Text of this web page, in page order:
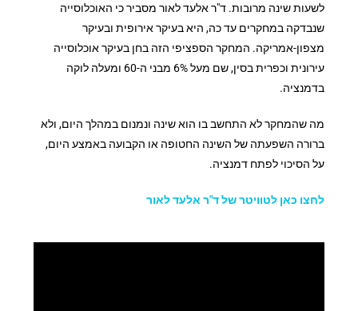
לשעות שינה מרובות. ד"ר אלעד לאור מסביר כי האוכלוסייה
שנבדקה במחקרים עד כה, היא בעיקר אירופית ובעיקר
מצפון-אמריקה. המחקר הספציפי הזה בחן בעיקר אוכלוסייה
עירונית וכפרית בסין, שם מעל 6% מבני ה-60 ומעלה לוקה
בדמנציה.
מה שהמחקר לא התחשב בו הוא שינה ונמנום במהלך היום, ולא
ברורה השפעתה של השינה החטופה או הקבועה באמצע היום,
על הסיכוי לפתח דמנציה.
לחצו כאן לטוויטר של ד"ר אלעד לאור